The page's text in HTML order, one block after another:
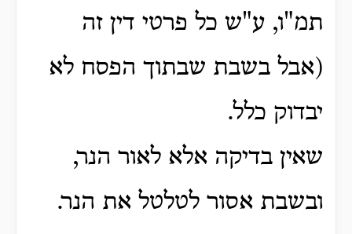
תמ"ו, ע"ש כל פרטי דין זה
(אבל בשבת שבתוך הפסח לא
יבדוק כלל.
שאין בדיקה אלא לאור הנר,
ובשבת אסור לטלטל את הנר.